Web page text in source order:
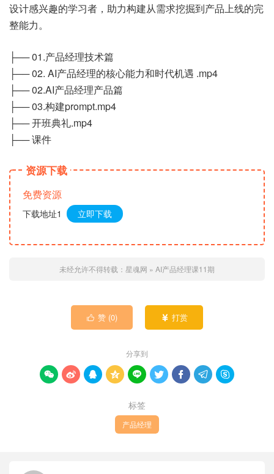
设计感兴趣的学习者，助力构建从需求挖掘到产品上线的完
整能力。
├── 01.产品经理技术篇
├── 02. AI产品经理的核心能力和时代机遇 .mp4
├── 02.AI产品经理产品篇
├── 03.构建prompt.mp4
├── 开班典礼.mp4
├── 课件
资源下载
免费资源
下载地址1 立即下载
未经允许不得转载： 星魂网 » AI产品经理课11期
 赞 (0)  打赏
分享到
        
标签
产品经理